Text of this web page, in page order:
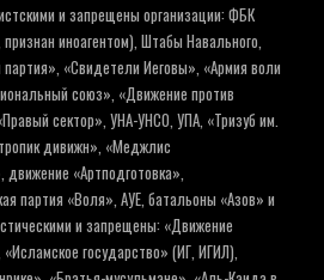
и запрещены организации: ФБК
иноагентом), Штабы Навального,
«Свидетели Иеговы», «Армия воли
союз», «Движение против
сектор», УНА-УНСО, УПА, «Тризуб им.
дивижн», «Меджлис
«Артподготовка»,
партия «Воля», АУЕ, батальоны «Азов» и
и запрещены: «Движение
государство» (ИГ, ИГИЛ),